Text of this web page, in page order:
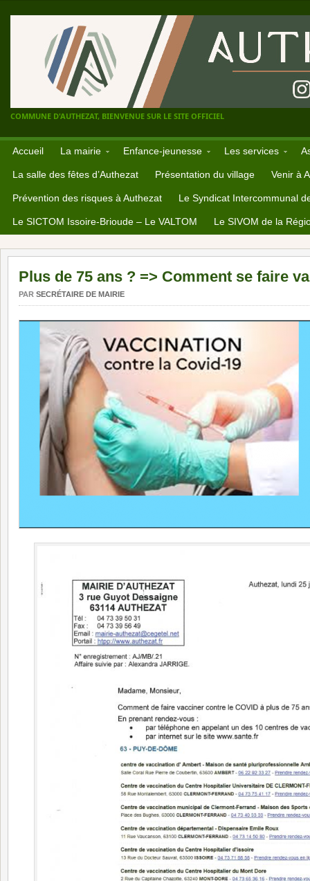
COMMUNE D'AUTHEZAT, BIENVENUE SUR LE SITE OFFICIEL
Accueil La mairie Enfance-jeunesse Les services
La salle des fêtes d’Authezat Présentation du village Venir à
Prévention des risques à Authezat Le Syndicat Intercommunal
Le SICTOM Issoire-Brioude – Le VALTOM Le SIVOM de la
Plus de 75 ans ? => Comment se faire
PAR SECRÉTAIRE DE MAIRIE